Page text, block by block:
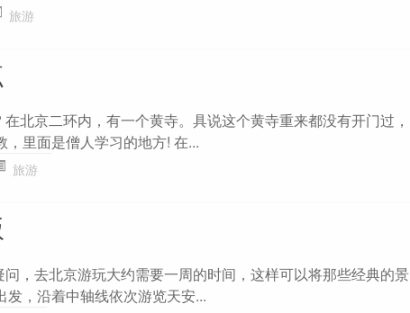
旅游
北京二环内，有一个黄寺。具说这个黄寺重来都没有开门过，
里面是僧人学习的地方! 在...
旅游
，去北京游玩大约需要一周的时间，这样可以将那些经典的景
，沿着中轴线依次游览天安...